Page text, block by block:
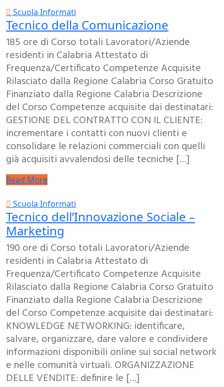
Scuola Informati
Tecnico della Comunicazione
185 ore di Corso totali Lavoratori/Aziende
residenti in Calabria Attestato di
Frequenza/Certificato Competenze Acquisite
Rilasciato dalla Regione Calabria Corso Gratuito
Finanziato dalla Regione Calabria Descrizione
del Corso Competenze acquisite dai destinatari:
GESTIONE DEL CONTRATTO CON IL CLIENTE:
incrementare i contatti con nuovi clienti e
consolidare le relazioni commerciali con quelli
già acquisiti avvalendosi delle tecniche […]
Read More
Scuola Informati
Tecnico dell’Innovazione Sociale –
Marketing
190 ore di Corso totali Lavoratori/Aziende
residenti in Calabria Attestato di
Frequenza/Certificato Competenze Acquisite
Rilasciato dalla Regione Calabria Corso Gratuito
Finanziato dalla Regione Calabria Descrizione
del Corso Competenze acquisite dai destinatari:
KNOWLEDGE NETWORKING: identificare,
salvare, organizzare, dare valore e condividere
informazioni disponibili online sui social network
e nelle comunità virtuali. ORGANIZZAZIONE
DELLE VENDITE: definire le […]